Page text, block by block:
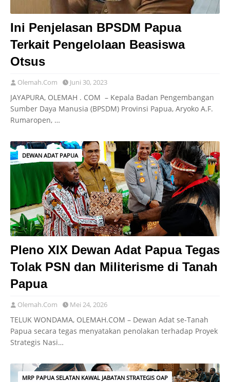
Ini Penjelasan BPSDM Papua
Terkait Pengelolaan Beasiswa
Otsus
Olemah.Com Juni 30, 2023
JAYAPURA, OLEMAH . COM – Kepala Badan Pengembangan
Sumber Daya Manusia (BPSDM) Provinsi Papua, Aryoko A.F.
Rumaropen, …
DEWAN ADAT PAPUA
Pleno XIX Dewan Adat Papua Tegas
Tolak PSN dan Militerisme di Tanah
Papua
Olemah.Com Mei 24, 2026
TELUK WONDAMA, OLEMAH.COM – Dewan Adat se-Tanah
Papua secara tegas menyatakan penolakan terhadap Proyek
Strategis Nasi…
MRP PAPUA SELATAN KAWAL JABATAN STRATEGIS OAP